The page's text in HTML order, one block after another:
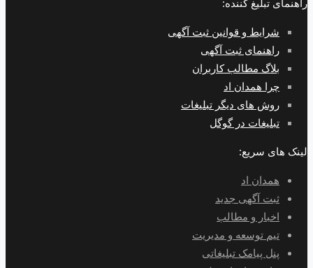
راهنمای تبلیغ کننده:
شرایط و قوانین ثبت آگهی
راهنمای ثبت آگهی
بلاگ مطالب کاربران
چرا همدان اد
روش های دیگر تبلیغات
تبلیغات در گوگل
لینک های سریع:
همدان اد
ثبت آگهی جدید
اخبار و مطالب
تیم توسعه و مدیریت
پنل پیامک تبلیغاتی